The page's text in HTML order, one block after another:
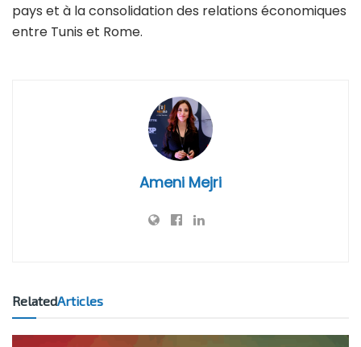
pays et à la consolidation des relations économiques
entre Tunis et Rome.
Ameni Mejri
RelatedArticles